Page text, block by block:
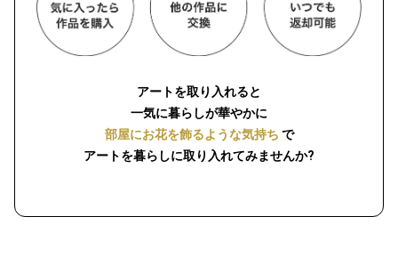
アートを取り入れると
一気に暮らしが華やかに
部屋にお花を飾るような気持ち で
アートを暮らしに取り入れてみませんか?